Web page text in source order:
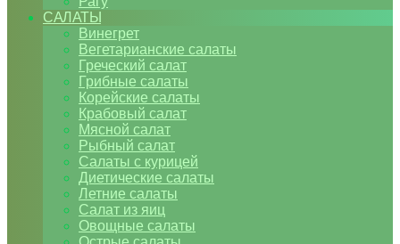
САЛАТЫ
Винегрет
Вегетарианские салаты
Греческий салат
Грибные салаты
Корейские салаты
Крабовый салат
Мясной салат
Рыбный салат
Салаты с курицей
Диетические салаты
Летние салаты
Салат из яиц
Овощные салаты